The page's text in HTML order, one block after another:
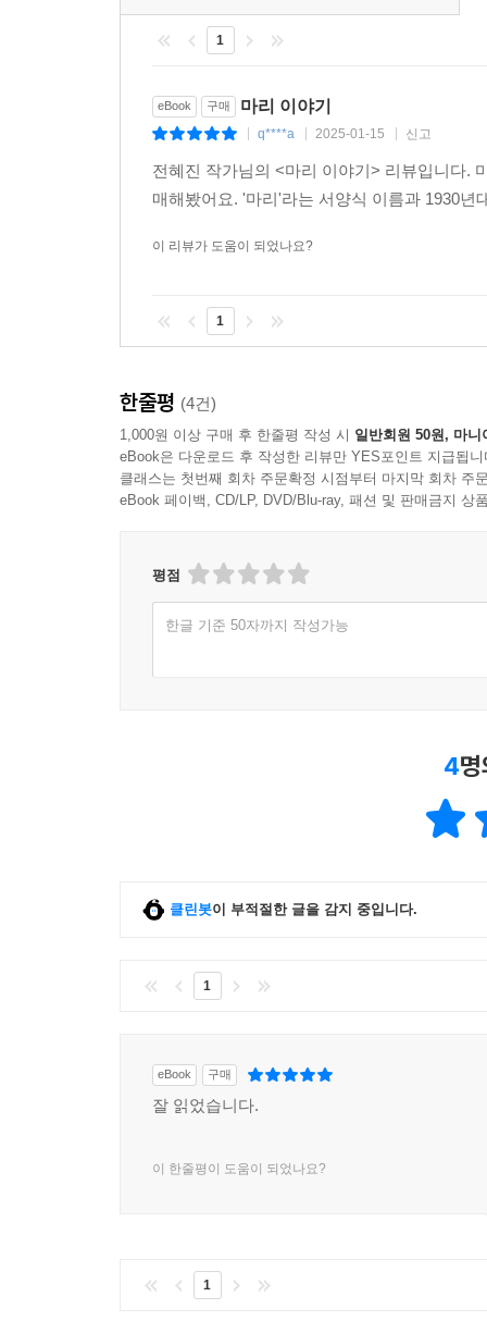
「동경 기담」
하지만, 이우는 조선에서 이미 약혼을 맺은 이
어떻게든 그 혼사에 흠을 내고 싶어 한다. 그 과정
「만주 기담」
본명 리후이, 선교사가 붙여준 이름 마리. 가난
간다. 그때 청나라의 공주이자 친일파 가와시마
「포와 기담」
본명 윤옥이, 세례명 윤마리. 무당이었던 마리의
덕분에 학교에 다니며 깨어 있는 여성으로 자라
「호령기담」
결심하는데. 아무리 달아나도 다시 중도가 있는
폭력의 시대, 그 자체로 기담이 된 여성들의 삶이
아마도 어린 딸이 이전 시대의 여자들과는 다르게
혹은 이 좁은 나라에 발이 묶이지 않고, 더 넓은 세
있다. 10대 소녀부터 제법 나이가 든 여성까지
비슷하게 부유한 명문가의 딸이라 해도, 누군가
「상해 기담」처럼 안락한 삶을 버리고 독립운동
결혼이 삶의 유일한 목표인 소녀, 대를 잇지
다가온다. 앞선 서사들이 마지막 에필로그에 등
1
eBook 구매 마리 이야기
q****a 2025-01-15 신고
전혜진 작가님의 <마리 이야기> 리뷰입니다.
매해봤어요. '마리'라는 서양식 이름과 1930
이 리뷰가 도움이 되었나요?
1
한줄평 (4건)
1,000원 이상 구매 후 한줄평 작성 시 일반회원 50원, 마니
eBook은 다운로드 후 작성한 리뷰만 YES포인트 지급됩니
클래스는 첫번째 회차 주문확정 시점부터 마지막 회차 주
eBook 페이백, CD/LP, DVD/Blu-ray, 패션 및 판매금지 상
평점
한글 기준 50자까지 작성가능
4
클린봇이 부적절한 글을 감지 중입니다.
1
eBook 구매
잘 읽었습니다.
이 한줄평이 도움이 되었나요?
1